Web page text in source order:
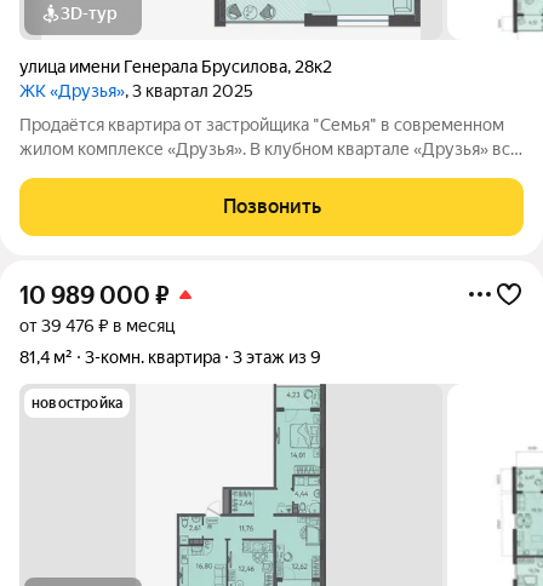
3D-тур
улица имени Генерала Брусилова, 28к2
ЖК «Друзья», 3 квартал 2025
Продаётся квартира от застройщика "Семья" в современном
жилом комплексе «Друзья». В клубном квартале «Друзья» все
Бесплатные игровая комната для детей и коворкинг для
жителей; Широкие лоджии до 1,5
Позвонить
10 989 000 ₽
от 39 476 ₽ в месяц
81,4 м²
3-комн. квартира 3 этаж из 9
новостройка